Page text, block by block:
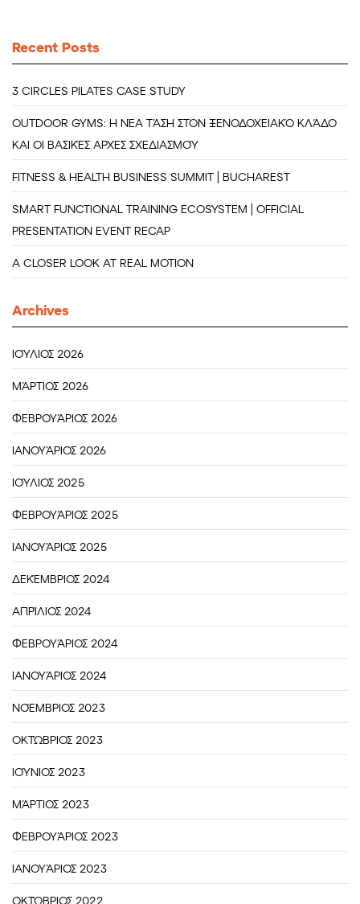
Recent Posts
3 CIRCLES PILATES CASE STUDY
OUTDOOR GYMS: Η ΝΈΑ ΤΆΣΗ ΣΤΟΝ ΞΕΝΟΔΟΧΕΙΑΚΌ ΚΛΆΔΟ
ΚΑΙ ΟΙ ΒΑΣΙΚΈΣ ΑΡΧΈΣ ΣΧΕΔΙΑΣΜΟΎ
FITNESS & HEALTH BUSINESS SUMMIT | BUCHAREST
SMART FUNCTIONAL TRAINING ECOSYSTEM | OFFICIAL
PRESENTATION EVENT RECAP
A CLOSER LOOK AT REAL MOTION
Archives
ΙΟΎΛΙΟΣ 2026
ΜΆΡΤΙΟΣ 2026
ΦΕΒΡΟΥΆΡΙΟΣ 2026
ΙΑΝΟΥΆΡΙΟΣ 2026
ΙΟΎΛΙΟΣ 2025
ΦΕΒΡΟΥΆΡΙΟΣ 2025
ΙΑΝΟΥΆΡΙΟΣ 2025
ΔΕΚΈΜΒΡΙΟΣ 2024
ΑΠΡΊΛΙΟΣ 2024
ΦΕΒΡΟΥΆΡΙΟΣ 2024
ΙΑΝΟΥΆΡΙΟΣ 2024
ΝΟΈΜΒΡΙΟΣ 2023
ΟΚΤΏΒΡΙΟΣ 2023
ΙΟΎΝΙΟΣ 2023
ΜΆΡΤΙΟΣ 2023
ΦΕΒΡΟΥΆΡΙΟΣ 2023
ΙΑΝΟΥΆΡΙΟΣ 2023
ΟΚΤΏΒΡΙΟΣ 2022